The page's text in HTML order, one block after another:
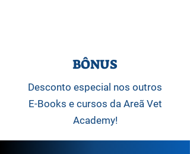
BÔNUS
Desconto especial nos outros
E-Books e cursos da Areã Vet
Academy!